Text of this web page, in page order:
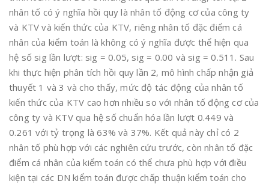
nhân tố có ý nghĩa hồi quy là nhân tố động cơ của công ty
và KTV và kiến thức của KTV, riêng nhân tố đặc điểm cá
nhân của kiểm toán là không có ý nghĩa được thể hiện qua
hệ số sig lần lượt: sig = 0.05, sig = 0.00 và sig = 0.511. Sau
khi thực hiện phân tích hồi quy lần 2, mô hình chấp nhận giả
thuyết 1 và 3 và cho thấy, mức độ tác động của nhân tố
kiến thức của KTV cao hơn nhiều so với nhân tố động cơ của
công ty và KTV qua hệ số chuẩn hóa lần lượt 0.449 và
0.261 với tỷ trọng là 63% và 37%. Kết quả này chỉ có 2
nhân tố phù hợp với các nghiên cứu trước, còn nhân tố đặc
điểm cá nhân của kiểm toán có thể chưa phù hợp với điều
kiện tại các DN kiểm toán được chấp thuận kiểm toán cho